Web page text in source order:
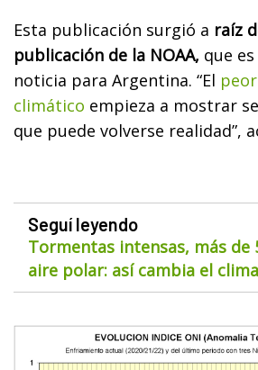
Esta publicación surgió a raíz
publicación de la NOAA, que
noticia para Argentina. “El
climático empieza a mostrar
que puede volverse realidad”,
Seguí leyendo
Tormentas intensas, más de
aire polar: así cambia el clima